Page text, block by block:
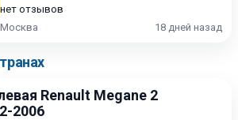
нет отзывов
Москва
18 дней назад
Renault Megane 2
2006